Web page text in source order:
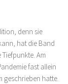
denn sie
hat die Band
Am
fast allein
geschrieben hatte.